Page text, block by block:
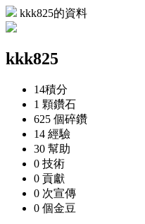
kkk825的資料
kkk825
14積分
1 顆鑽石
625 個碎鑽
14 經驗
30 幫助
0 技術
0 貢獻
0 次宣傳
0 個金豆